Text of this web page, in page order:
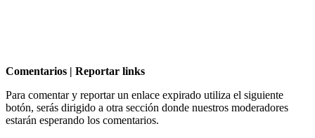
Comentarios | Reportar links
Para comentar y reportar un enlace expirado utiliza el siguiente
botón, serás dirigido a otra sección donde nuestros moderadores
estarán esperando los comentarios.